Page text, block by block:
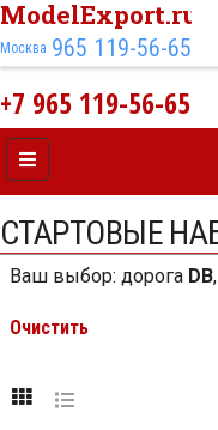
ModelExport.ru
Москва 965 119-56-65
+7 965 119-56-65
Ваш выбор: дорога DB,
Очистить